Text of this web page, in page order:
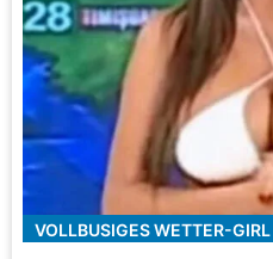
VOLLBUSIGES WETTER-